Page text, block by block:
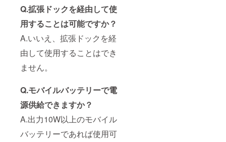
Q.拡張ドックを経由して使
用することは可能ですか？
A.いいえ、拡張ドックを経
由して使用することはでき
ません。
Q.モバイルバッテリーで電
源供給できますか？
A.出力10W以上のモバイル
バッテリーであれば使用可